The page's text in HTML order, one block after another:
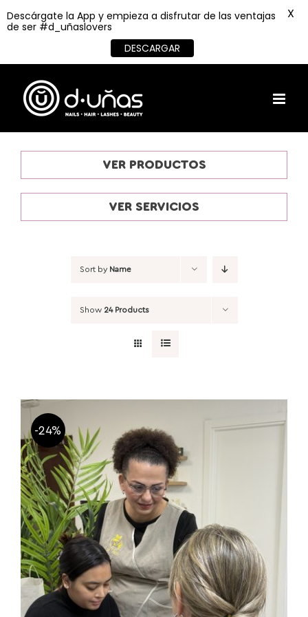
content
VER PRODUCTOS
VER SERVICIOS
Sort by Name
Show 24 Products
-24%
Descárgate la App y empieza a disfrutar de las ventajas
de ser #d_uñaslovers
DESCARGAR
X